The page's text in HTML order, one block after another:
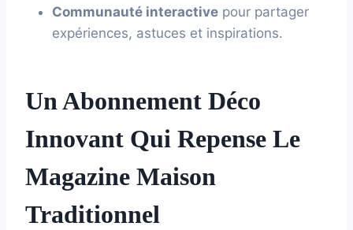
Communauté interactive pour partager
expériences, astuces et inspirations.
Un Abonnement Déco
Innovant Qui Repense Le
Magazine Maison
Traditionnel